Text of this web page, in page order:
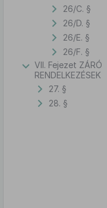
26/C. §
26/D. §
26/E. §
26/F. §
VII. Fejezet ZÁRÓ
RENDELKEZÉSEK
27. §
28. §